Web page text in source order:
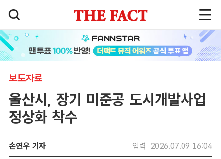
보도자료
울산시, 장기 미준공 도시개발사업
정상화 착수
손연우 기자 입력: 2026.07.09 16:04